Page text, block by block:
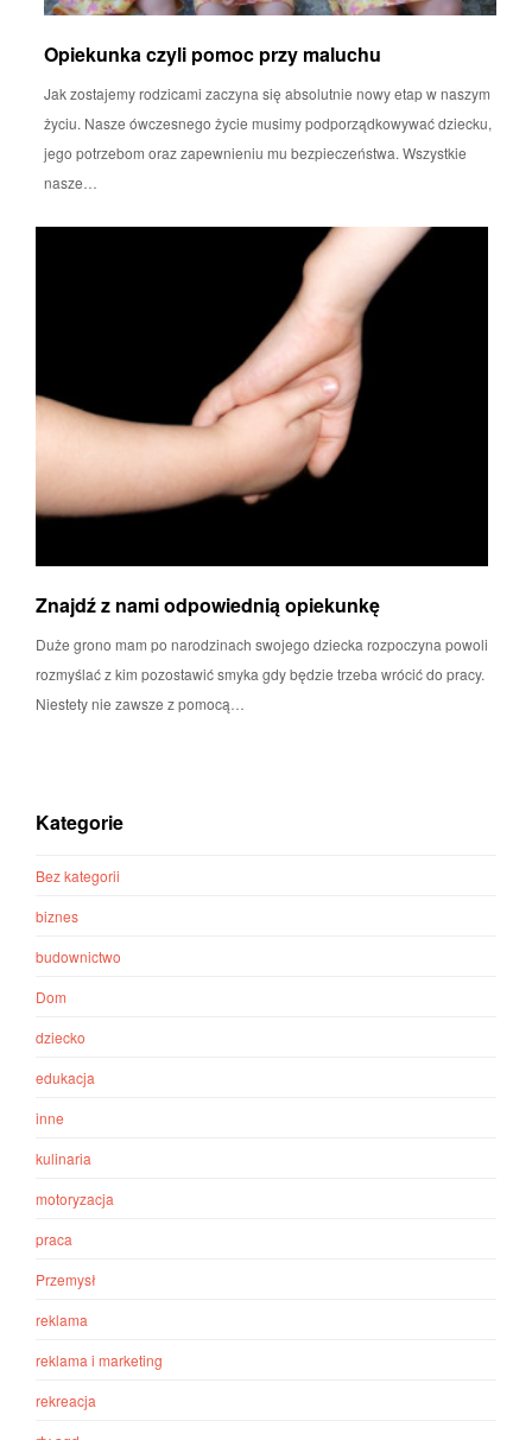
Opiekunka czyli pomoc przy maluchu
Jak zostajemy rodzicami zaczyna się absolutnie nowy etap w naszym
życiu. Nasze ówczesnego życie musimy podporządkowywać dziecku,
jego potrzebom oraz zapewnieniu mu bezpieczeństwa. Wszystkie
nasze…
Znajdź z nami odpowiednią opiekunkę
Duże grono mam po narodzinach swojego dziecka rozpoczyna powoli
rozmyślać z kim pozostawić smyka gdy będzie trzeba wrócić do pracy.
Niestety nie zawsze z pomocą…
Kategorie
Bez kategorii
biznes
budownictwo
Dom
dziecko
edukacja
inne
kulinaria
motoryzacja
praca
Przemysł
reklama
reklama i marketing
rekreacja